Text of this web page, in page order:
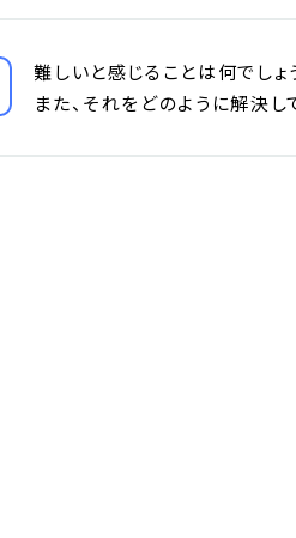
難しいと感じることは何でしょ
また、それをどのように解決し